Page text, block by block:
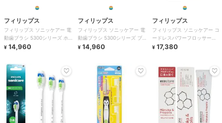
フィリップス
フィリップス ソニッケアー 電
動歯ブラシ 5300シリーズ ホワ
イト
¥ 14,960
フィリップス
フィリップス ソニッケアー 電
動歯ブラシ 5300シリーズ ブラ
ック
¥ 14,960
フィリップス
フィリップス ソニッケアー コ
ードレスパワーフロッサー
3000 ホワイト
¥ 17,380